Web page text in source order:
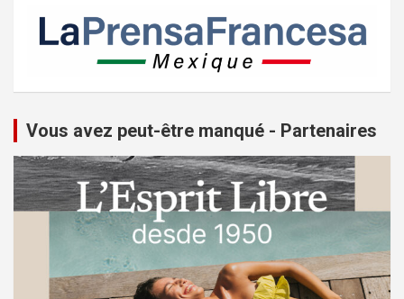
Vous avez peut-être manqué - Partenaires